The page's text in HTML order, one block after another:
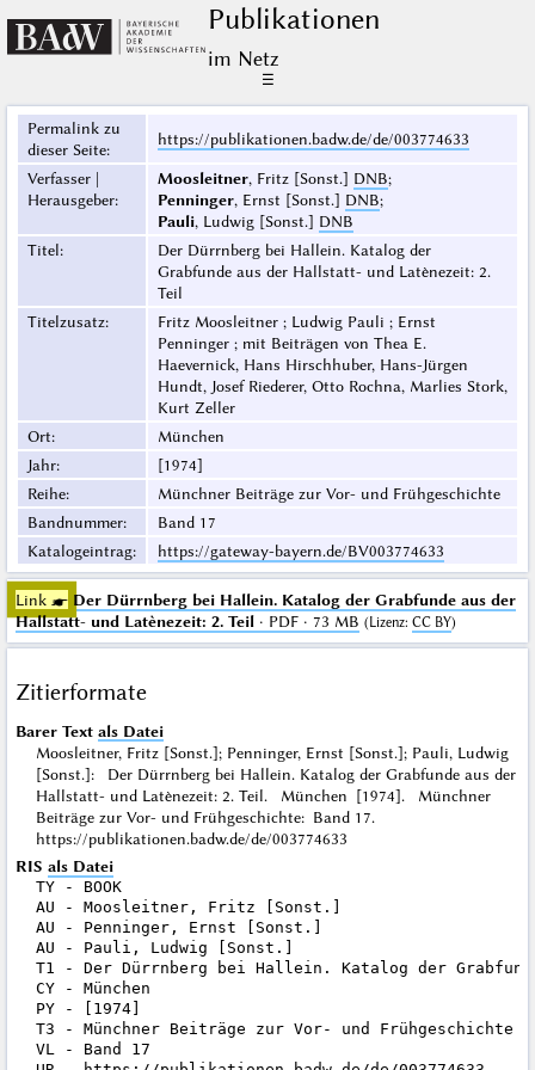
Publikationen
im Netz
☰
Permalink zu
dieser Seite:
https://publikationen.badw.de/de/003774633
Verfasser |
Herausgeber:
Moosleitner, Fritz [Sonst.] DNB;
Penninger, Ernst [Sonst.] DNB;
Pauli, Ludwig [Sonst.] DNB
Titel:
Der Dürrnberg bei Hallein. Katalog der
Grabfunde aus der Hallstatt- und Latènezeit: 2.
Teil
Titelzusatz:
Fritz Moosleitner ; Ludwig Pauli ; Ernst
Penninger ; mit Beiträgen von Thea E.
Haevernick, Hans Hirschhuber, Hans-Jürgen
Hundt, Josef Riederer, Otto Rochna, Marlies Stork,
Kurt Zeller
Ort:
München
Jahr:
[1974]
Reihe:
Münchner Beiträge zur Vor- und Frühgeschichte
Bandnummer:
Band 17
Katalogeintrag: https://gateway-bayern.de/BV003774633
Link ☛ Der Dürrnberg bei Hallein. Katalog der Grabfunde aus der
Hallstatt- und Latènezeit: 2. Teil· PDF · 73 MB (Lizenz: CC BY)
Zitierformate
Barer Text als Datei
Moosleitner, Fritz [Sonst.]; Penninger, Ernst [Sonst.]; Pauli, Ludwig
[Sonst.]: Der Dürrnberg bei Hallein. Katalog der Grabfunde aus der
Hallstatt- und Latènezeit: 2. Teil. München [1974]. Münchner
Beiträge zur Vor- und Frühgeschichte: Band 17.
https://publikationen.badw.de/de/003774633
RIS als Datei
TY - BOOK
AU - Moosleitner, Fritz [Sonst.]
AU - Penninger, Ernst [Sonst.]
AU - Pauli, Ludwig [Sonst.]
T1 - Der Dürrnberg bei Hallein. Katalog der
CY - München
PY - [1974]
T3 - Münchner Beiträge zur Vor- und Frühgeschichte
VL - Band 17